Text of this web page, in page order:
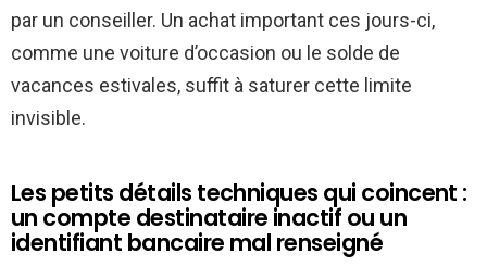
par un conseiller. Un achat important ces jours-ci,
comme une voiture d’occasion ou le solde de
vacances estivales, suffit à saturer cette limite
invisible.
Les petits détails techniques qui coincent :
un compte destinataire inactif ou un
identifiant bancaire mal renseigné